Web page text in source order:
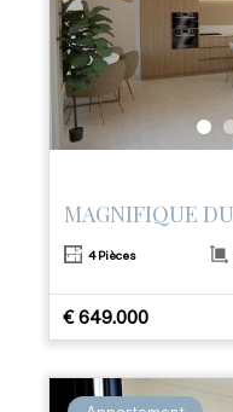
4 Pièces
€ 649.000